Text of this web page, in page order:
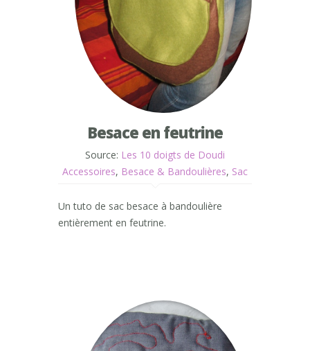
Besace en feutrine
Source: Les 10 doigts de Doudi
Accessoires, Besace & Bandoulières, Sac
Un tuto de sac besace à bandoulière
entièrement en feutrine.